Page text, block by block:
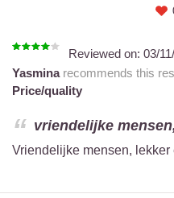
Reviewed on: 03/
Yasminarecommends this
Price/quality
vriendelijke
Vriendelijke mensen, lekker